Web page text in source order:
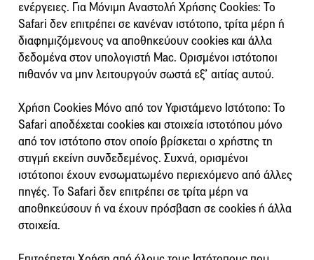
ενέργειες. Για Μόνιμη Αναστολή Χρήσης Cookies: Το
Safari δεν επιτρέπει σε κανέναν ιστότοπο, τρίτα μέρη ή
διαφημιζόμενους να αποθηκεύουν cookies και άλλα
δεδομένα στον υπολογιστή Mac. Ορισμένοι ιστότοποι
πιθανόν να μην λειτουργούν σωστά εξ’ αιτίας αυτού.
Χρήση Cookies Μόνο από τον Υφιστάμενο Ιστότοπο: Το
Safari αποδέχεται cookies και στοιχεία ιστοτόπου μόνο
από τον ιστότοπο στον οποίο βρίσκεται ο χρήστης τη
στιγμή εκείνη συνδεδεμένος. Συχνά, ορισμένοι
ιστότοποι έχουν ενσωματωμένο περιεχόμενο από άλλες
πηγές. Το Safari δεν επιτρέπει σε τρίτα μέρη να
αποθηκεύσουν ή να έχουν πρόσβαση σε cookies ή άλλα
στοιχεία.